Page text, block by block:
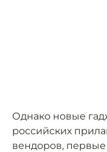
Однако новые
российских
вендоров,